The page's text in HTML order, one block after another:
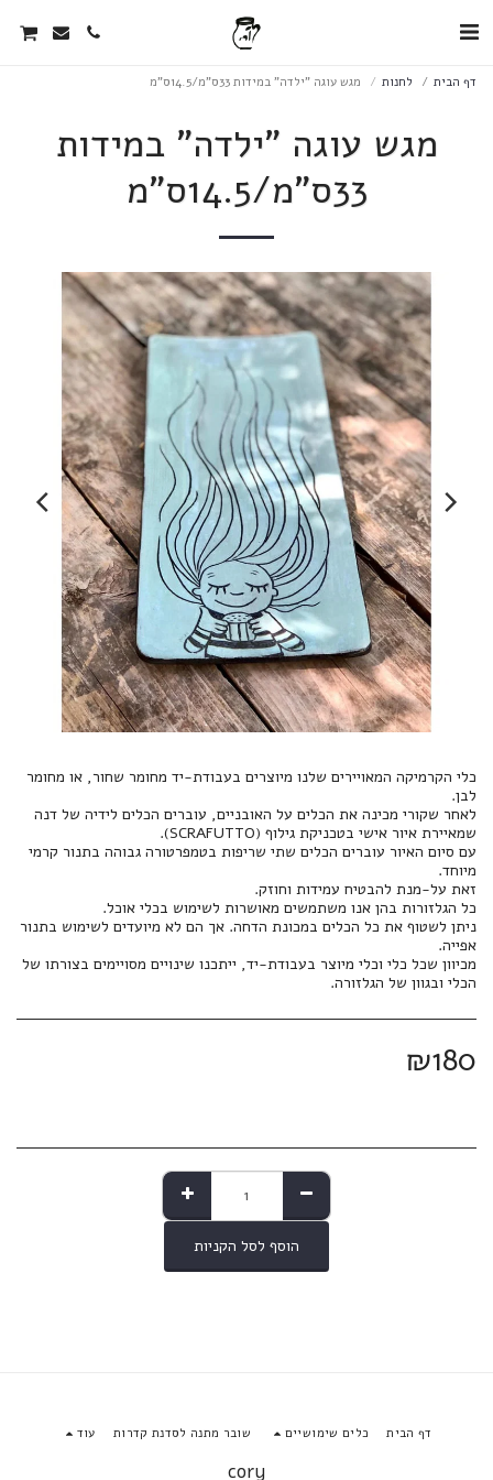
דף הבית לחנות מגש עוגה "ילדה" במידות 33ס"מ/14.5ס"מ
מגש עוגה "ילדה" במידות
33ס"מ/14.5ס"מ
כלי הקרמיקה המאויירים שלנו מיוצרים בעבודת-יד מחומר שחור, או מחומר
לאחר שקורי מכינה את הכלים על האובניים, עוברים הכלים לידיה של דנה
עם סיום האיור עוברים הכלים שתי שריפות בטמפרטורה גבוהה בתנור קרמי
ניתן לשטוף את כל הכלים במכונת הדחה. אך הם לא מיועדים לשימוש בתנור
מכיוון שכל כלי וכלי מיוצר בעבודת-יד, ייתכנו שינויים מסויימים בצורתו של
הכלי ובגוון של הגלזורה.
₪180
הוסף לסל הקניות
cory
דף הבית כלים שימושיים שובר מתנה לסדנת קדרות עוד